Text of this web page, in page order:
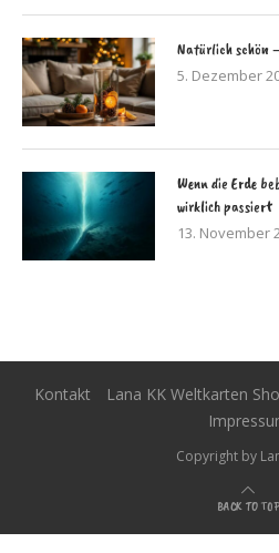
Natürlich schön
5. Dezember
Wenn die Erde
wirklich passiert
13. November
Kontakt Lana KK Weltkarten
Copyright by
BACK TO TOP